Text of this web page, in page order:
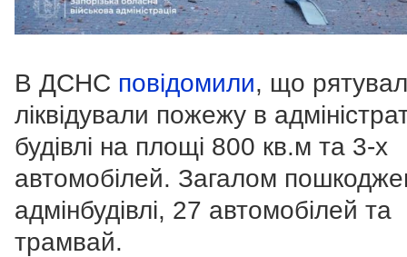
В ДСНС повідомили, що
ліквідували пожежу в
будівлі на площі 800 кв.м та 3-х
автомобілей. Загалом
адмінбудівлі, 27 автомобілей та
трамвай.